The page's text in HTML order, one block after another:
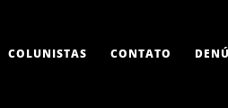
COLUNISTAS CONTATO